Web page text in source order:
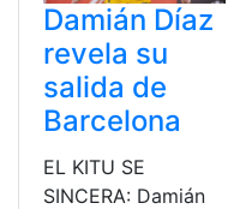
Damián Díaz
revela su
salida de
Barcelona
EL KITU SE
SINCERA: Damián